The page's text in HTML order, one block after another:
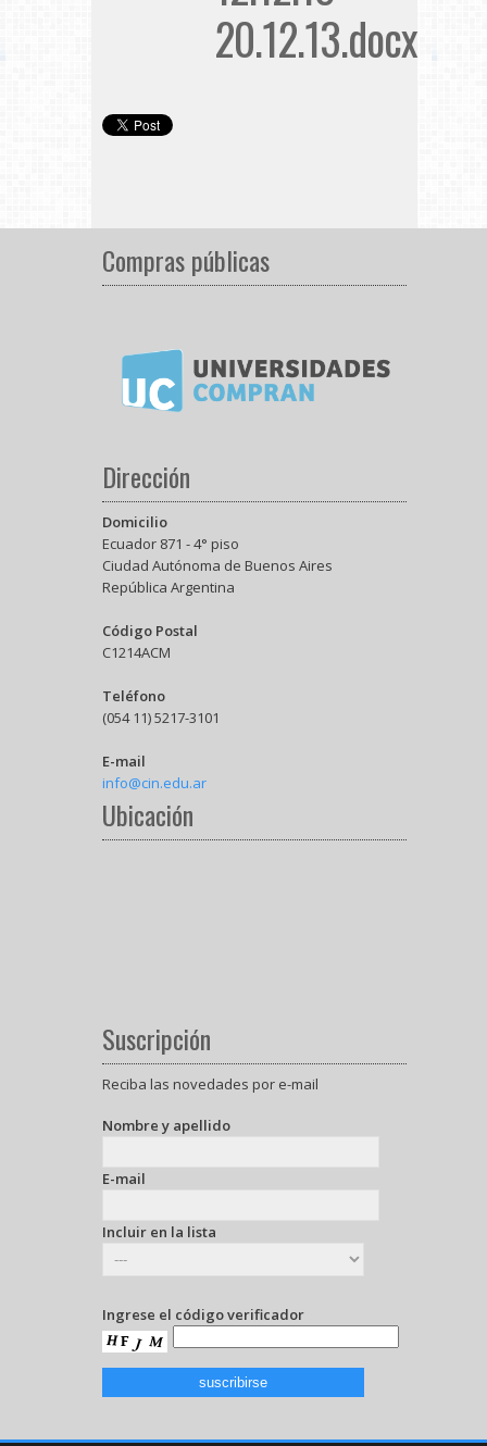
20.12.13.docx
Compras públicas
Dirección
Domicilio
Ecuador 871 - 4° piso
Ciudad Autónoma de Buenos Aires
República Argentina
Código Postal
C1214ACM
Teléfono
(054 11) 5217-3101
E-mail
info@cin.edu.ar
Ubicación
Suscripción
Reciba las novedades por e-mail
Nombre y apellido
E-mail
Incluir en la lista
Ingrese el código verificador